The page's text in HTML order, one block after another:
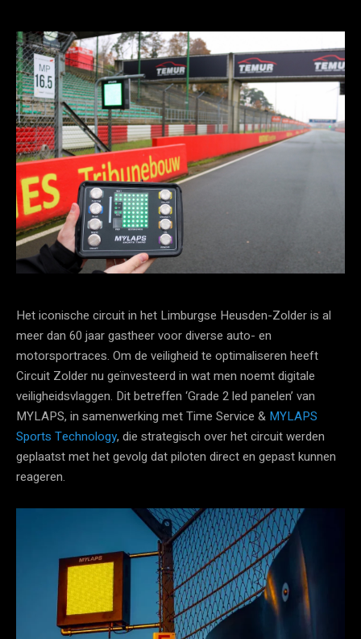
Het iconische circuit in het Limburgse Heusden-Zolder is al
meer dan 60 jaar gastheer voor diverse auto- en
motorsportraces. Om de veiligheid te optimaliseren heeft
Circuit Zolder nu geïnvesteerd in wat men noemt digitale
veiligheidsvlaggen. Dit betreffen ‘Grade 2 led panelen’ van
MYLAPS, in samenwerking met Time Service & MYLAPS
Sports Technology, die strategisch over het circuit werden
geplaatst met het gevolg dat piloten direct en gepast kunnen
reageren.